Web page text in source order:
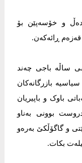
و خۆسەپێن بۆ
ڕائەکەن.
ساڵە باجی چەند
بازرگانەکان
باوک و باپیریان
بوونی بەناو
و گاگۆڵکێ بەرەو
بکات.